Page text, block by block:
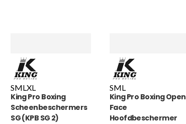
SMLXL
King Pro Boxing
Scheenbeschermers
SG (KPB SG 2)
SML
King Pro Boxing Open
Face
Hoofdbeschermer